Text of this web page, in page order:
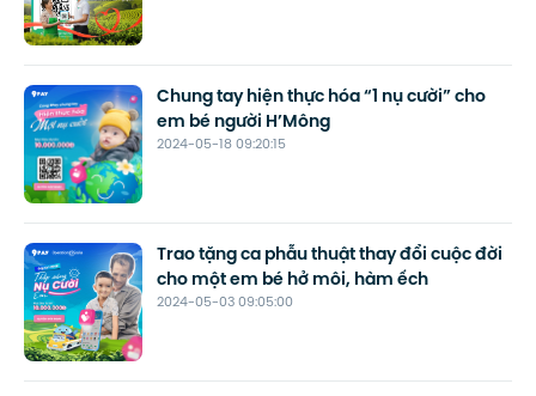
2024-05-18 09:20:15
Chung tay hiện thực hóa “1 nụ cười” cho
em bé người H’Mông
2024-05-03 09:05:00
Trao tặng ca phẫu thuật thay đổi cuộc đời
cho một em bé hở môi, hàm ếch